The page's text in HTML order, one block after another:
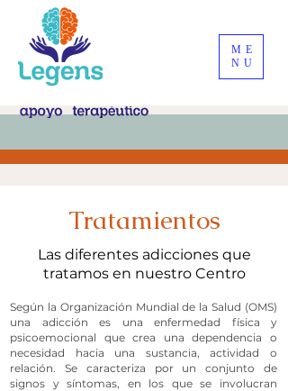
ME
NU
Tratamientos
Las diferentes adicciones que
tratamos en nuestro Centro
Según la Organización Mundial de la Salud (OMS)
una adicción es una enfermedad física y
psicoemocional que crea una dependencia o
necesidad hacia una sustancia, actividad o
relación. Se caracteriza por un conjunto de
signos y síntomas, en los que se involucran